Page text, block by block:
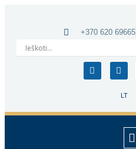
LT
+370 620 69665